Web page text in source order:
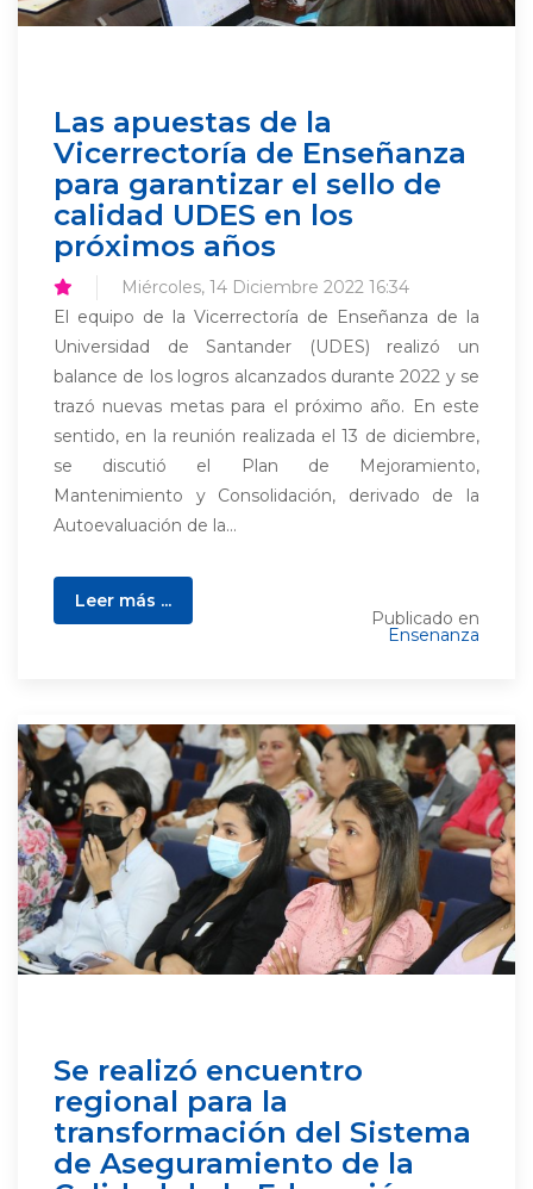
Las apuestas de la
Vicerrectoría de Enseñanza
para garantizar el sello de
calidad UDES en los
próximos años
Miércoles, 14 Diciembre 2022 16:34
El equipo de la Vicerrectoría de Enseñanza de la
Universidad de Santander (UDES) realizó un
balance de los logros alcanzados durante 2022 y se
trazó nuevas metas para el próximo año. En este
sentido, en la reunión realizada el 13 de diciembre,
se discutió el Plan de Mejoramiento,
Mantenimiento y Consolidación, derivado de la
Autoevaluación de la...
Leer más ...
Publicado en
Ensenanza
Se realizó encuentro
regional para la
transformación del Sistema
de Aseguramiento de la